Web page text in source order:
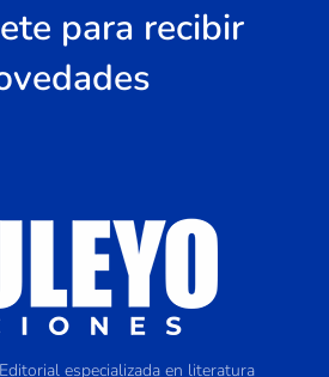
para recibir
especializada en literatura